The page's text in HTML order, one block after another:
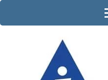
Aller
contenu